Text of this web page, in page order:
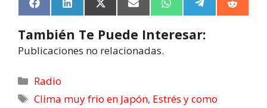
F
a
e
b
o
k
L
i
k
e
d
X
(
w
i
t
)
E
m
a
l
W
h
t
e
e
R
e
También Te Puede Interesar:
Publicaciones no relacionadas.
Radio
Clima muy frio en Japón, Estrés y como